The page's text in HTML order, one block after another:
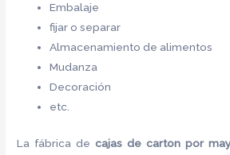
Embalaje
fijar o separar
Almacenamiento de alimentos
Mudanza
Decoración
etc.
La fábrica decajas de carton por